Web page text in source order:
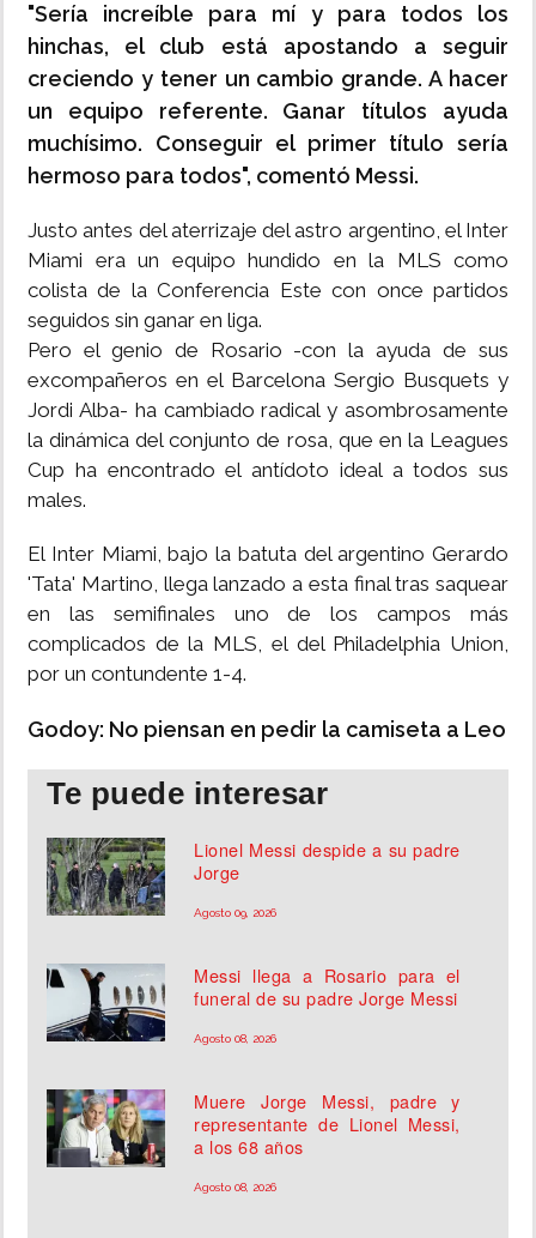
"Sería increíble para mí y para todos los
hinchas, el club está apostando a seguir
creciendo y tener un cambio grande. A hacer
un equipo referente. Ganar títulos ayuda
muchísimo. Conseguir el primer título sería
hermoso para todos", comentó Messi.
Justo antes del aterrizaje del astro argentino, el Inter
Miami era un equipo hundido en la MLS como
colista de la Conferencia Este con once partidos
seguidos sin ganar en liga.
Pero el genio de Rosario -con la ayuda de sus
excompañeros en el Barcelona Sergio Busquets y
Jordi Alba- ha cambiado radical y asombrosamente
la dinámica del conjunto de rosa, que en la Leagues
Cup ha encontrado el antídoto ideal a todos sus
males.
El Inter Miami, bajo la batuta del argentino Gerardo
'Tata' Martino, llega lanzado a esta final tras saquear
en las semifinales uno de los campos más
complicados de la MLS, el del Philadelphia Union,
por un contundente 1-4.
Godoy: No piensan en pedir la camiseta a Leo
Te puede interesar
Lionel Messi despide a su padre
Jorge
Agosto 09, 2026
Messi llega a Rosario para el
funeral de su padre Jorge Messi
Agosto 08, 2026
Muere Jorge Messi, padre y
representante de Lionel Messi,
a los 68 años
Agosto 08, 2026